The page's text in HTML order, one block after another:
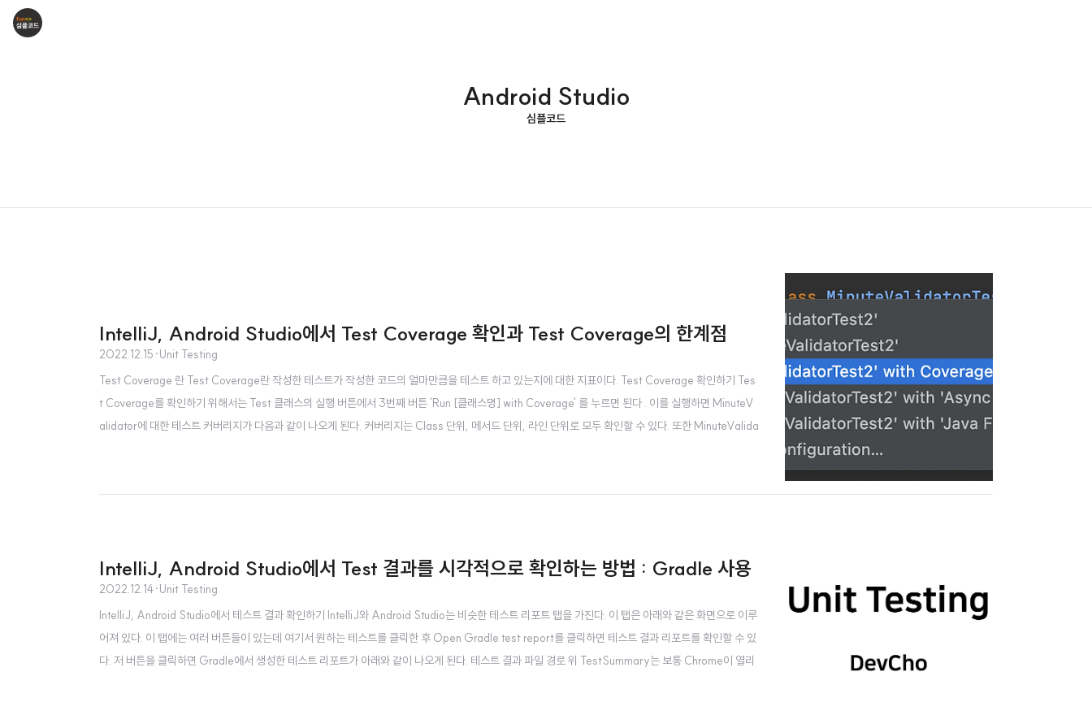
Android Studio
심플코드
IntelliJ, Android Studio에서 Test Coverage 확인과 Test Coverage의 한계점
2022.12.15 ·Unit Testing
Test Coverage 란 Test Coverage란 작성한 테스트가 작성한 코드의 얼마만큼을 테스트 하고 있는지에 대한 지표이다. Test Coverage 확인하기 Tes
t Coverage를 확인하기 위해서는 Test 클래스의 실행 버튼에서 3번째 버튼 'Run [클래스명] with Coverage' 를 누르면 된다 . 이를 실행하면 MinuteV
alidator에 대한 테스트 커버리지가 다음과 같이 나오게 된다. 커버리지는 Class 단위, 메서드 단위, 라인 단위로 모두 확인할 수 있다. 또한 MinuteValida
IntelliJ, Android Studio에서 Test 결과를 시각적으로 확인하는 방법 : Gradle 사용
2022.12.14·Unit Testing
IntelliJ, Android Studio에서 테스트 결과 확인하기 IntelliJ와 Android Studio는 비슷한 테스트 리포트 탭을 가진다. 이 탭은 아래와 같은 화면으로 이루
어져 있다. 이 탭에는 여러 버튼들이 있는데 여기서 원하는 테스트를 클릭한 후 Open Gradle test report를 클릭하면 테스트 결과 리포트를 확인할 수 있
다. 저 버튼을 클릭하면 Gradle에서 생성한 테스트 리포트가 아래와 같이 나오게 된다. 테스트 결과 파일 경로 위 TestSummary는 보통 Chrome이 열리